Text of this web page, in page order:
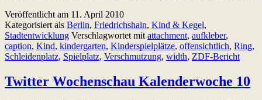
Kinder.
Der
traurige
des
Veröffentlicht am 11. April 2010
Kategorisiert als Berlin, Friedrichshain, Kind & Kegel,
Stadtentwicklung Verschlagwortet mit attachment, aufkleber,
caption, Kind, kindergarten, Kinderspielplätze, offensichtlich, Ring,
Schleidenplatz, Spielplatz, Verschmutzung, width, ZDF-Bericht
Twitter Wochenschau Kalenderwoche 10